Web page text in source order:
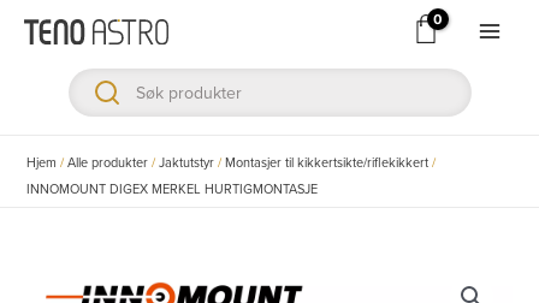
Hopp
innholdet
Hjem /Alle produkter /Jaktutstyr /Montasjer til kikkertsikte/riflekikkert /
INNOMOUNT DIGEX MERKEL HURTIGMONTASJE